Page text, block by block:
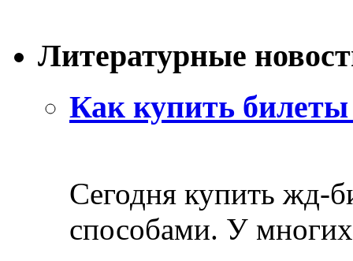
Литературные
Как купить билеты
Сегодня купить жд-
способами. У